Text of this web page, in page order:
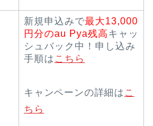
新規申込みで最大13,000
円分のau Pya残高キャッ
シュバック中！申し込み
手順は こちら
キャンペーンの詳細は こ
ちら